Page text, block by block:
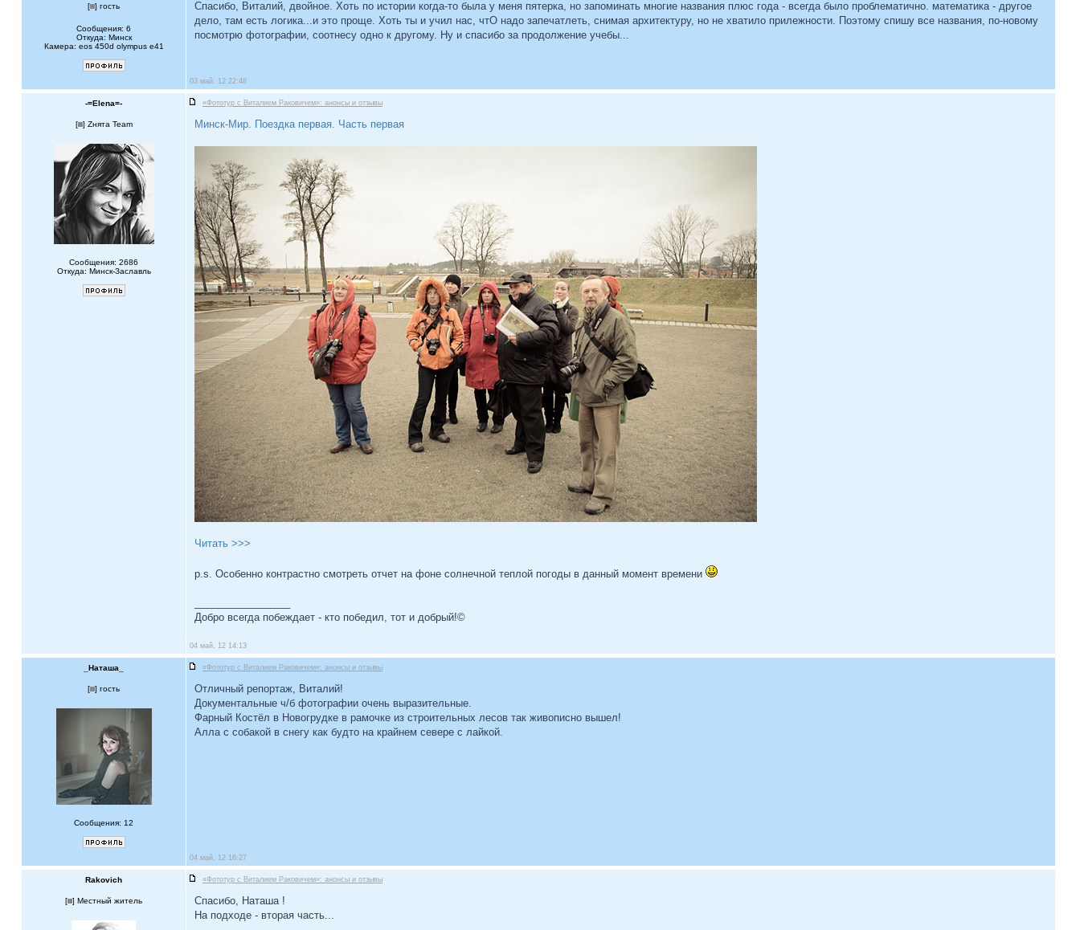
[ ] гость
Сообщения: 6
Откуда: Минск
Камера: eos 450d olympus e41
Спасибо, Виталий, двойное. Хоть по истории когда-то была у меня пятерка, но запоминать многие названия плюс года - всегда было проблематично. математика - другое
дело, там есть логика...и это проще. Хоть ты и учил нас, чтО надо запечатлеть, снимая архитектуру, но не хватило прилежности. Поэтому спишу все названия, по-новому
посмотрю фотографии, соотнесу одно к другому. Ну и спасибо за продолжение учебы...
03 май, 12 22:48
-=Elena=- «Фототур с Виталием Раковичем»: анонсы и отзывы
[ ] Zнята Team
Сообщения: 2686
Откуда: Минск-Заславль
Минск-Мир. Поездка первая. Часть первая
Читать >>>
p.s. Особенно контрастно смотреть отчет на фоне солнечной теплой погоды в данный момент времени
Добро всегда побеждает - кто победил, тот и добрый!©
04 май, 12 14:13
_Наташа_ «Фототур с Виталием Раковичем»: анонсы и отзывы
[ ] гость
Сообщения: 12
Отличный репортаж, Виталий!
Документальные ч/б фотографии очень выразительные.
Фарный Костёл в Новогрудке в рамочке из строительных лесов так живописно вышел!
Алла с собакой в снегу как будто на крайнем севере с лайкой.
04 май, 12 16:27
Rakovich «Фототур с Виталием Раковичем»: анонсы и отзывы
[ ] Местный житель
Спасибо, Наташа !
На подходе - вторая часть...